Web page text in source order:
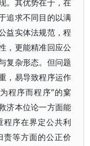
。其优势在于，在
追求不同目的以满
益实体法规范，程
，更能精准回应公
复杂形态。但问题
，易导致程序运作
程序而程序”的窠
济本位论一方面能
序在界定公共利
等方面的公正价